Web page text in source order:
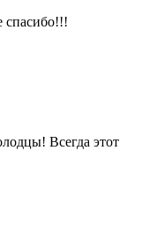
спасибо!!!
Всегда этот